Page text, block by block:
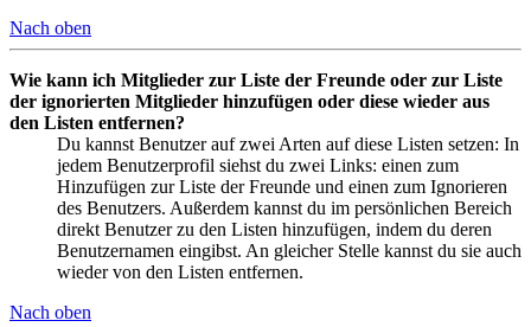
Nach oben
Wie kann ich Mitglieder zur Liste der Freunde oder zur Liste
der ignorierten Mitglieder hinzufügen oder diese wieder aus
den Listen entfernen?
Du kannst Benutzer auf zwei Arten auf diese Listen setzen: In
jedem Benutzerprofil siehst du zwei Links: einen zum
Hinzufügen zur Liste der Freunde und einen zum Ignorieren
des Benutzers. Außerdem kannst du im persönlichen Bereich
direkt Benutzer zu den Listen hinzufügen, indem du deren
Benutzernamen eingibst. An gleicher Stelle kannst du sie auch
wieder von den Listen entfernen.
Nach oben